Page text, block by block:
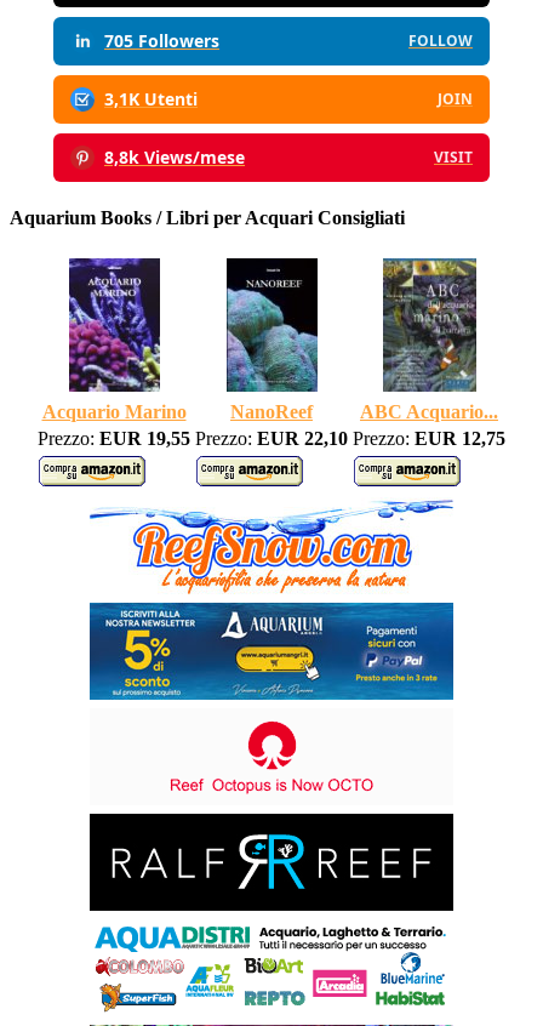
705 Followers FOLLOW
3,1K Utenti JOIN
8,8k Views/mese VISIT
Aquarium Books / Libri per Acquari Consigliati
Acquario Marino NanoReef
ABC Acquario...
Prezzo: EUR 19,55 Prezzo: EUR 22,10 Prezzo: EUR 12,75